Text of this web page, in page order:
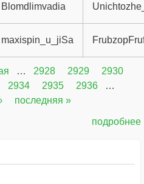
Blomdlimvadia
maxispin_u_jiSa
… 2928 2929
2930
2934 2935 2936
…
последняя »
подробнее